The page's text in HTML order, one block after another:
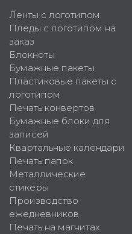
Ленты с логотипом
Пледы с логотипом на
заказ
Блокноты
Бумажные пакеты
Пластиковые пакеты с
логотипом
Печать конвертов
Бумажные блоки для
записей
Квартальные календари
Печать папок
Металлические
стикеры
Производство
ежедневников
Печать на магнитах